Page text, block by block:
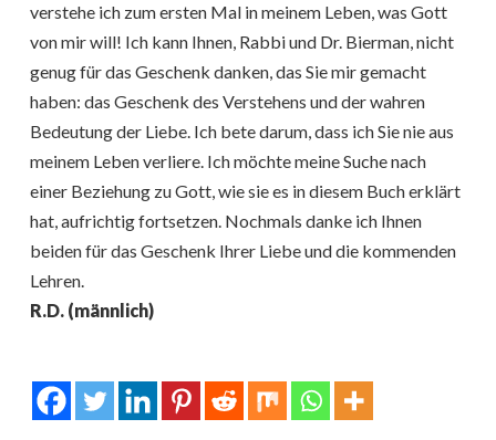
verstehe ich zum ersten Mal in meinem Leben, was Gott
von mir will! Ich kann Ihnen, Rabbi und Dr. Bierman, nicht
genug für das Geschenk danken, das Sie mir gemacht
haben: das Geschenk des Verstehens und der wahren
Bedeutung der Liebe. Ich bete darum, dass ich Sie nie aus
meinem Leben verliere. Ich möchte meine Suche nach
einer Beziehung zu Gott, wie sie es in diesem Buch erklärt
hat, aufrichtig fortsetzen. Nochmals danke ich Ihnen
beiden für das Geschenk Ihrer Liebe und die kommenden
Lehren.
R.D. (männlich)